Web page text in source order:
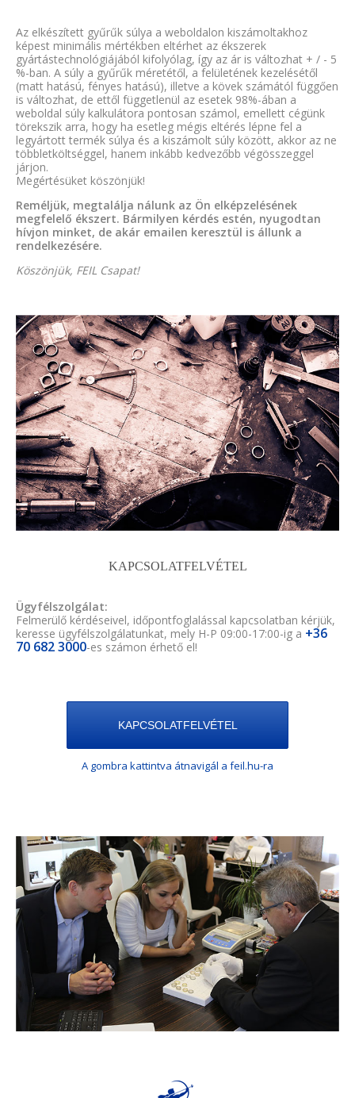
Az elkészített gyűrűk súlya a weboldalon kiszámoltakhoz
képest minimális mértékben eltérhet az ékszerek
gyártástechnológiájából kifolyólag, így az ár is változhat + / - 5
%-ban. A súly a gyűrűk méretétől, a felületének kezelésétől
(matt hatású, fényes hatású), illetve a kövek számától függően
is változhat, de ettől függetlenül az esetek 98%-ában a
weboldal súly kalkulátora pontosan számol, emellett cégünk
törekszik arra, hogy ha esetleg mégis eltérés lépne fel a
legyártott termék súlya és a kiszámolt súly között, akkor az ne
többletköltséggel, hanem inkább kedvezőbb végösszeggel
járjon.
Megértésüket köszönjük!
Reméljük, megtalálja nálunk az Ön elképzelésének
megfelelő ékszert. Bármilyen kérdés estén, nyugodtan
hívjon minket, de akár emailen keresztül is állunk a
rendelkezésére.
Köszönjük, FEIL Csapat!
KAPCSOLATFELVÉTEL
Ügyfélszolgálat:
Felmerülő kérdéseivel, időpontfoglalással kapcsolatban kérjük,
keresse ügyfélszolgálatunkat, mely H-P 09:00-17:00-ig a +36
70 682 3000-es számon érhető el!
KAPCSOLATFELVÉTEL
A gombra kattintva átnavigál a feil.hu-ra